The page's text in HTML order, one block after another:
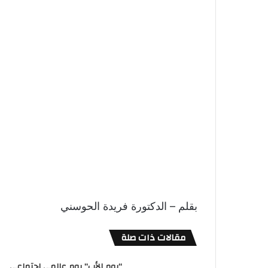
بقلم – الدكتورة فريدة الحوسني
مقالات ذات صلة